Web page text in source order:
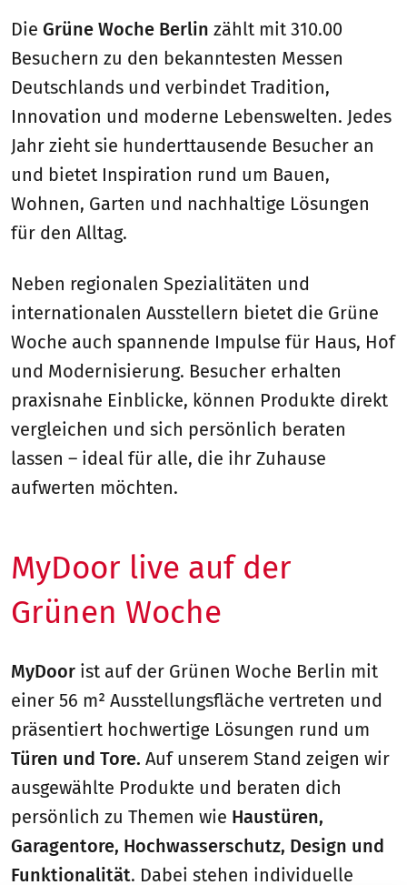
Die Grüne Woche Berlin zählt mit 310.00
Besuchern zu den bekanntesten Messen
Deutschlands und verbindet Tradition,
Innovation und moderne Lebenswelten. Jedes
Jahr zieht sie hunderttausende Besucher an
und bietet Inspiration rund um Bauen,
Wohnen, Garten und nachhaltige Lösungen
für den Alltag.
Neben regionalen Spezialitäten und
internationalen Ausstellern bietet die Grüne
Woche auch spannende Impulse für Haus, Hof
und Modernisierung. Besucher erhalten
praxisnahe Einblicke, können Produkte direkt
vergleichen und sich persönlich beraten
lassen – ideal für alle, die ihr Zuhause
aufwerten möchten.
MyDoor live auf der
Grünen Woche
MyDoor ist auf der Grünen Woche Berlin mit
einer 56 m² Ausstellungsfläche vertreten und
präsentiert hochwertige Lösungen rund um
Türen und Tore. Auf unserem Stand zeigen wir
ausgewählte Produkte und beraten dich
persönlich zu Themen wie Haustüren,
Garagentore, Hochwasserschutz, Design und
Funktionalität. Dabei stehen individuelle